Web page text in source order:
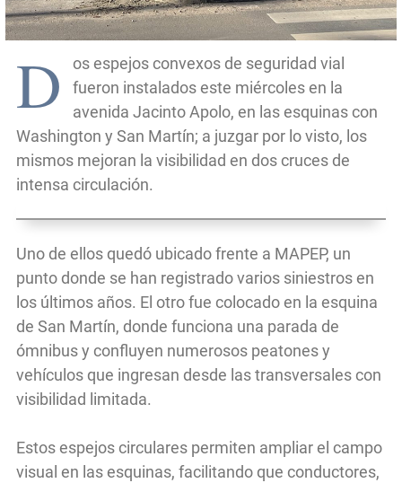
D
os espejos convexos de seguridad vial
fueron instalados este miércoles en la
avenida Jacinto Apolo, en las esquinas con
Washington y San Martín; a juzgar por lo visto, los
mismos mejoran la visibilidad en dos cruces de
intensa circulación.
Uno de ellos quedó ubicado frente a MAPEP, un
punto donde se han registrado varios siniestros en
los últimos años. El otro fue colocado en la esquina
de San Martín, donde funciona una parada de
ómnibus y confluyen numerosos peatones y
vehículos que ingresan desde las transversales con
visibilidad limitada.
Estos espejos circulares permiten ampliar el campo
visual en las esquinas, facilitando que conductores,